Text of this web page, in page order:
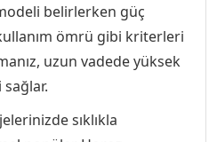
belirlerken güç
ömrü gibi kriterleri
uzun vadede yüksek
sıklıkla